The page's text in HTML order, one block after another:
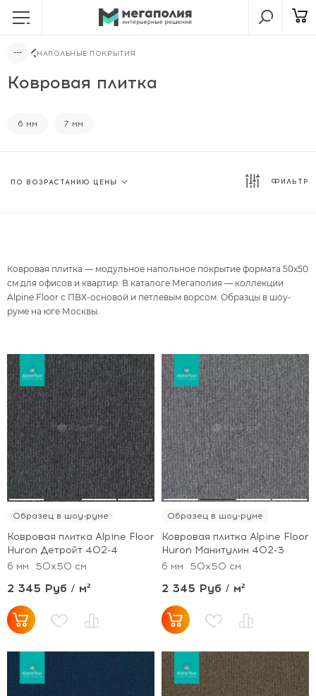
НАПОЛЬНЫЕ ПОКРЫТИЯ
Ковровая плитка
6 мм 7 мм
ФИЛЬТР
Ковровая плитка — модульное напольное покрытие формата 50x50
см для офисов и квартир. В каталоге Мегаполия — коллекции
Alpine Floor с ПВХ-основой и петлевым ворсом. Образцы в шоу-
руме на юге Москвы.
Образец в шоу-руме
Ковровая плитка Alpine Floor
Huron Детройт 402-4
6 мм
50x50 см
2 345 Руб / м²
Образец в шоу-руме
Ковровая плитка Alpine Floor
Huron Манитулин 402-3
6 мм
50x50 см
2 345 Руб / м²